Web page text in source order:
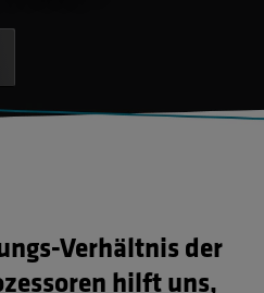
Verhältnis der
hilft uns,